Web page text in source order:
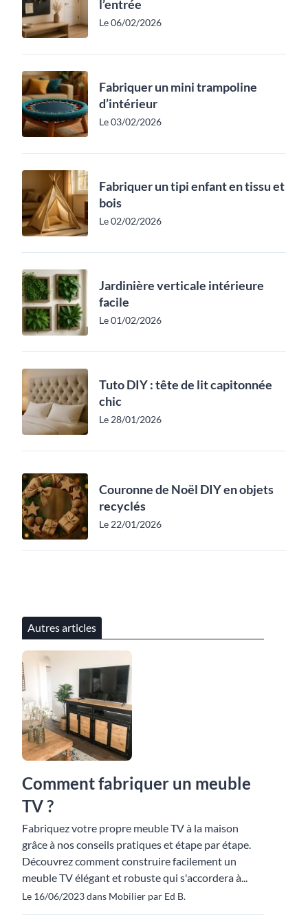
l’entrée
Le 06/02/2026
Fabriquer un mini trampoline
d’intérieur
Le 03/02/2026
Fabriquer un tipi enfant en tissu et
bois
Le 02/02/2026
Jardinière verticale intérieure
facile
Le 01/02/2026
Tuto DIY : tête de lit capitonnée
chic
Le 28/01/2026
Couronne de Noël DIY en objets
recyclés
Le 22/01/2026
Autres articles
Comment fabriquer un meuble
TV ?
Fabriquez votre propre meuble TV à la maison
grâce à nos conseils pratiques et étape par étape.
Découvrez comment construire facilement un
meuble TV élégant et robuste qui s'accordera à...
Le 16/06/2023 dans Mobilier par Ed B.